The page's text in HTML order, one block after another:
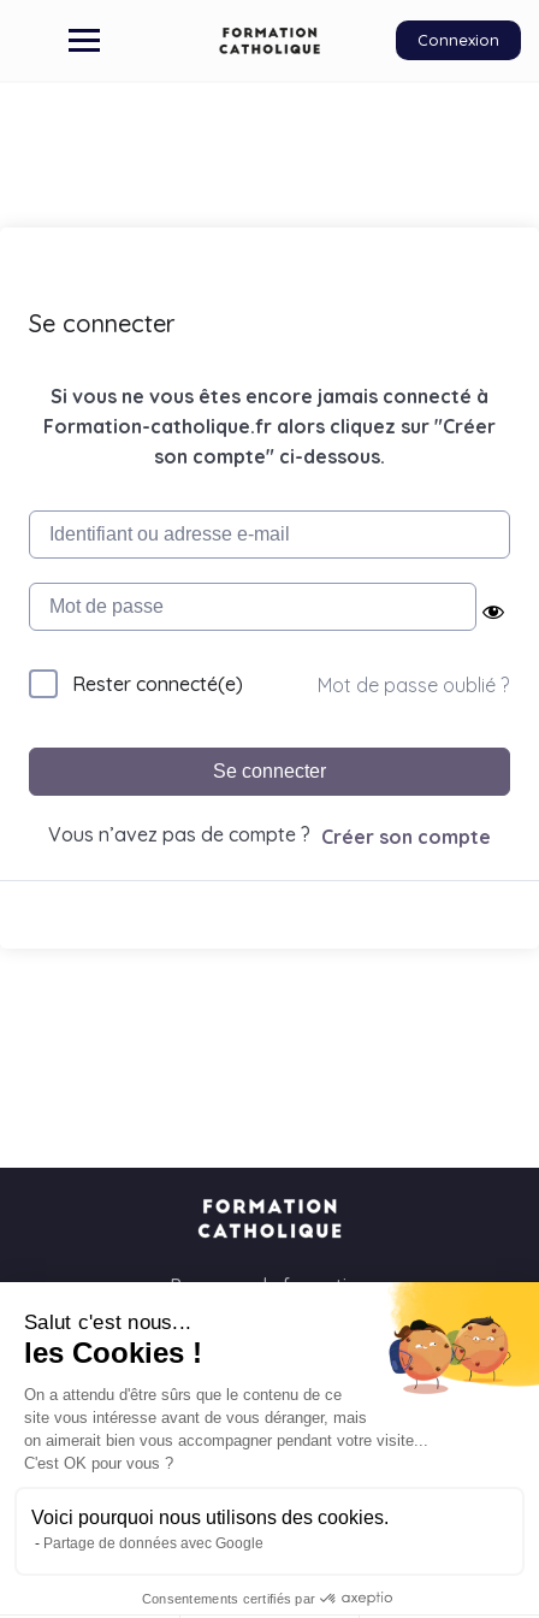
Salut c'est nous...
les Cookies !
On a attendu d'être sûrs que le contenu de ce
site vous intéresse avant de vous déranger, mais
on aimerait bien vous accompagner pendant votre visite...
C'est OK pour vous ?
Voici pourquoi nous utilisons des cookies.
Partage de données avec Google
Consentements certifiés par
Connexion
Se connecter
Si vous ne vous êtes encore jamais connecté à
Formation-catholique.fr alors cliquez sur "Créer
son compte" ci-dessous.
Rester connecté(e) Mot de passe oublié ?
Se connecter
Vous n’avez pas de compte ? Créer son compte
Parcours de formation
Parcours spirituels
Les groupes et paroisses
Mentions légales